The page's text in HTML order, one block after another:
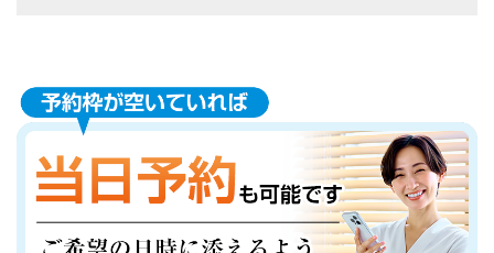
お悩み解決のため、最大限に効果が出るように「あなた
の身体の状態に合わせた」オーダーメイドの施術を行い
ます。
6